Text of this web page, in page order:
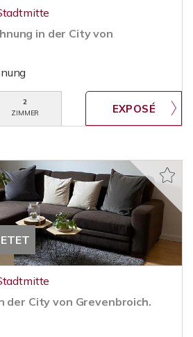
in der City von
2
ZIMMER
der City von Grevenbroich.